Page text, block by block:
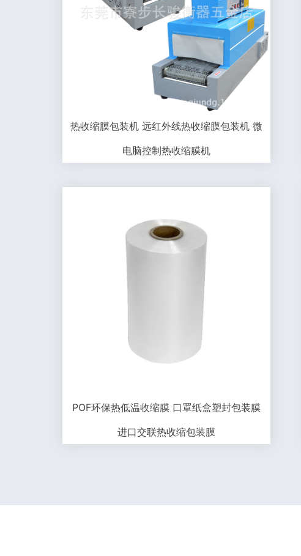
热收缩膜包装机 远红外线热收缩膜包装机 微
电脑控制热收缩膜机
POF环保热低温收缩膜 口罩纸盒塑封包装膜
进口交联热收缩包装膜